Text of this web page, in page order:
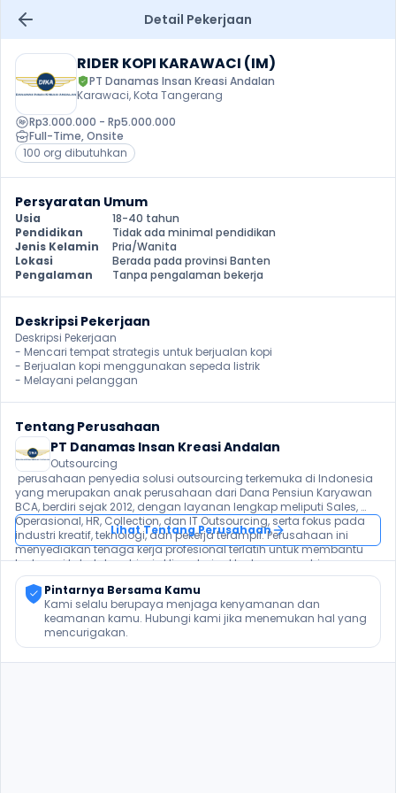
Detail Pekerjaan
RIDER KOPI KARAWACI (IM)
PT Danamas Insan Kreasi Andalan
Karawaci, Kota Tangerang
Rp3.000.000 - Rp5.000.000
Full-Time, Onsite
100 org dibutuhkan
Persyaratan Umum
Usia
18-40 tahun
Pendidikan
Tidak ada minimal pendidikan
Jenis Kelamin
Pria/Wanita
Lokasi
Berada pada provinsi Banten
Pengalaman
Tanpa pengalaman bekerja
Deskripsi Pekerjaan
Deskripsi Pekerjaan
- Mencari tempat strategis untuk berjualan kopi
- Berjualan kopi menggunakan sepeda listrik
- Melayani pelanggan
Tentang Perusahaan
PT Danamas Insan Kreasi Andalan
Outsourcing
perusahaan penyedia solusi outsourcing terkemuka di Indonesia
yang merupakan anak perusahaan dari Dana Pensiun Karyawan
BCA, berdiri sejak 2012, dengan layanan lengkap meliputi Sales,
Operasional, HR, Collection, dan IT Outsourcing, serta fokus pada
industri kreatif, teknologi, dan pekerja terampil. Perusahaan ini
menyediakan tenaga kerja profesional terlatih untuk membantu
berbagai kebutuhan bisnis klien, dari sektor keuangan hingga
teknologi.
Lihat Tentang Perusahaan
Pintarnya Bersama Kamu
Kami selalu berupaya menjaga kenyamanan dan
keamanan kamu. Hubungi kami jika menemukan hal yang
mencurigakan.